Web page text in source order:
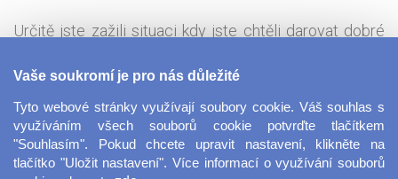
Určitě jste zažili situaci kdy jste chtěli darovat dobré
možností vlastního potisku. Nejen že uděláte radost
dobrý vínem, ale i vtipným, upřímným, nebo dojemným
Vaše soukromí je pro nás důležité
Tyto webové stránky využívají soubory cookie. Váš souhlas s
využíváním všech souborů cookie potvrďte tlačítkem
"Souhlasím". Pokud chcete upravit nastavení, klikněte na
tlačítko "Uložit nastavení". Více informací o využívání souborů